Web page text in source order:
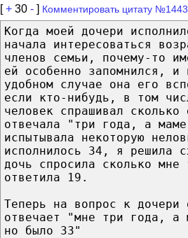
[+ 30 - ] Комментировать цитату
Когда моей дочери
начала интересоваться
членов семьи, почему-то
ей особенно запомнился, и
удобном случае она его
если кто-нибудь, в том
человек спрашивал
отвечала "три года, а
испытывала некоторую
исполнилось 34, я решила
дочь спросила сколько
ответила 19.
Теперь на вопрос к дочери
отвечает "мне три года, а
но было 33"